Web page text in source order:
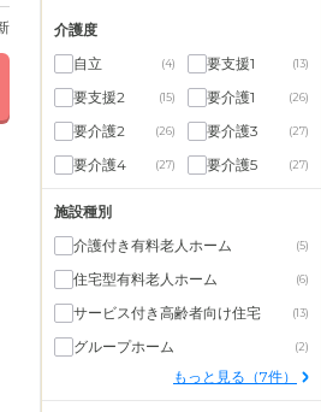
介護度
自立
(4) 要支援1 (13)
要支援2 (15) 要介護1 (26)
要介護2 (26) 要介護3 (27)
要介護4 (27) 要介護5 (27)
施設種別
介護付き有料老人ホーム
(5)
住宅型有料老人ホーム (6)
サービス付き高齢者向け住宅 (13)
グループホーム (2)
もっと見る（7件）